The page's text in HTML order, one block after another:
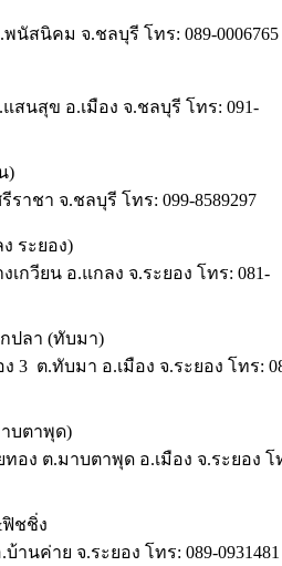
นัสนิคม จ.ชลบุรี โทร: 089-0006765
สนสุข อ.เมือง จ.ชลบุรี โทร: 091-
)
ราชา จ.ชลบุรี โทร: 099-8589297
ระยอง)
เกวียน อ.แกลง จ.ระยอง โทร: 081-
ปลา (ทับมา)
3 ต.ทับมา อ.เมือง จ.ระยอง โทร:
บตาพุด)
อง ต.มาบตาพุด อ.เมือง จ.ระยอง โ
ฟิชชิ่ง
านค่าย จ.ระยอง โทร: 089-0931481